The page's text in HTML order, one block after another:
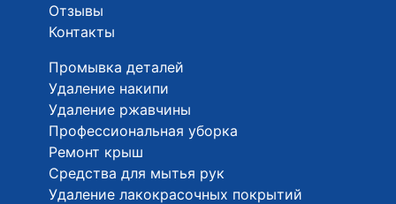
Отзывы
Контакты
Промывка деталей
Удаление накипи
Удаление ржавчины
Профессиональная уборка
Ремонт крыш
Средства для мытья рук
Удаление лакокрасочных покрытий